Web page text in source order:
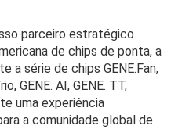
parceiro estratégico
de chips de ponta, a
a série de chips GENE.Fan,
GENE. AI, GENE. TT,
uma experiência
a comunidade global de